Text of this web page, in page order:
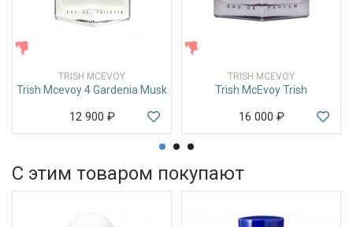
TRISH MCEVOY
Trish Mcevoy 4 Gardenia Musk
12 900 ₽
TRISH MCEVOY
Trish McEvoy Trish
16 000 ₽
С этим товаром покупают